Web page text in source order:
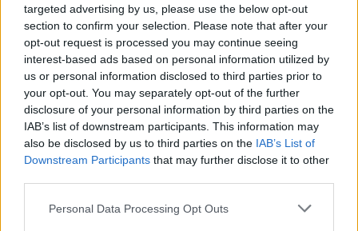
targeted advertising by us, please use the below opt-out
section to confirm your selection. Please note that after your
opt-out request is processed you may continue seeing
interest-based ads based on personal information utilized by
us or personal information disclosed to third parties prior to
your opt-out. You may separately opt-out of the further
disclosure of your personal information by third parties on the
IAB’s list of downstream participants. This information may
also be disclosed by us to third parties on the IAB’s List of
Downstream Participants that may further disclose it to other
Personal Data Processing Opt Outs
Minka 11. rész
T. szereti a fiatal lányokat 14. rész
nőknek, amikor segítséget kérnek?